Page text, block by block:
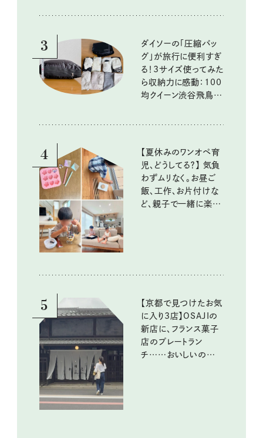
3
ダイソーの「圧縮バッ
グ」が旅行に便利すぎ
る！3サイズ使ってみた
ら収納力に感動：100
均クイーン渋谷飛鳥の
4
【夏休みのワンオペ育
児、どうしてる？】 気負
わずムリなく。お昼ご
飯、工作、お片付けな
ど、親子で一緒に楽し
5
【京都で見つけたお気
に入り3店】OSAJIの
新店に、フランス菓子
店のプレートラン
チ……おいしいのんび